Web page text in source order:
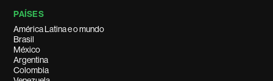
PAÍSES
América Latina e o mundo
Brasil
México
Argentina
Colombia